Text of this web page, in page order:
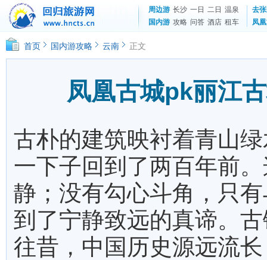
周边游 长沙 一日 二日 温泉
去
国内游 攻略 问答 酒店 租车 凤
首页 国内游攻略 云南 正文
凤凰古城pk丽江
古朴的建筑映衬着青山
一下子回到了两百年前
静；没有勾心斗角，只
到了宁静致远的真谛。
往昔，中国历史源远流